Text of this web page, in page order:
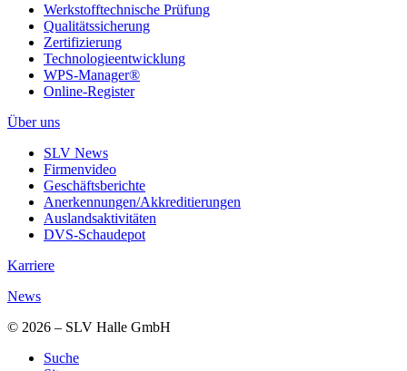
Werkstofftechnische Prüfung
Qualitätssicherung
Zertifizierung
Technologieentwicklung
WPS-Manager®
Online-Register
Über uns
SLV News
Firmenvideo
Geschäftsberichte
Anerkennungen/Akkreditierungen
Auslandsaktivitäten
DVS-Schaudepot
Karriere
News
© 2026 – SLV Halle GmbH
Suche